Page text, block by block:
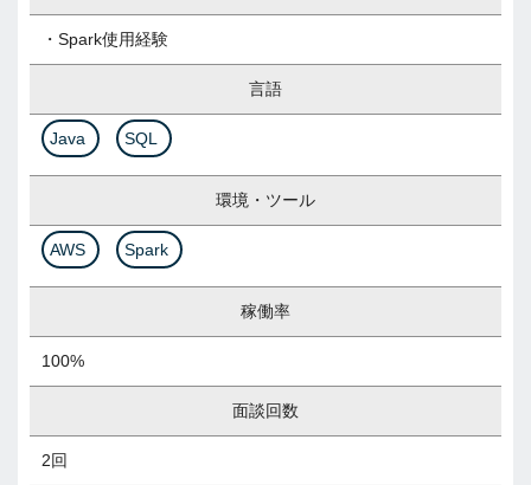
・Spark使用経験
言語
Java SQL
環境・ツール
AWS Spark
稼働率
100%
面談回数
2回